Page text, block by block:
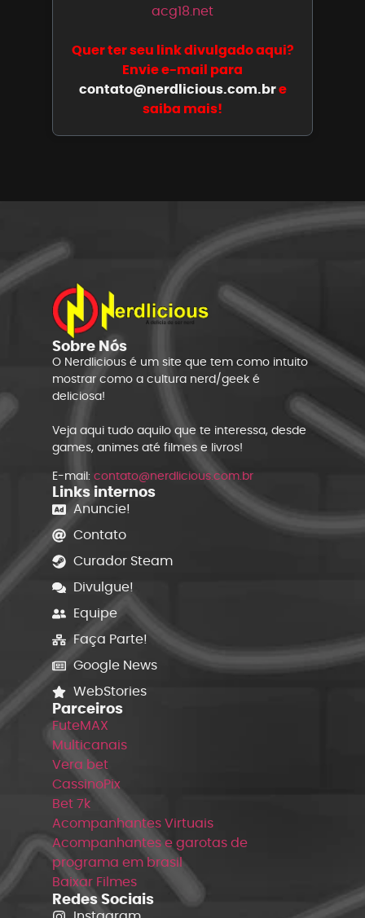
acg18.net
Quer ter seu link divulgado aqui?
Envie e-mail para
contato@nerdlicious.com.bre
saiba mais!
Sobre Nós
O Nerdlicious é um site que tem como intuito
mostrar como a cultura nerd/geek é
deliciosa!
Veja aqui tudo aquilo que te interessa, desde
games, animes até filmes e livros!
E-mail: contato@nerdlicious.com.br
Links internos
Anuncie!
Contato
Curador Steam
Divulgue!
Equipe
Faça Parte!
Google News
WebStories
Parceiros
FuteMAX
Multicanais
Vera bet
CassinoPix
Bet 7k
Acompanhantes Virtuais
Acompanhantes e garotas de
programa em brasil
Baixar Filmes
Redes Sociais